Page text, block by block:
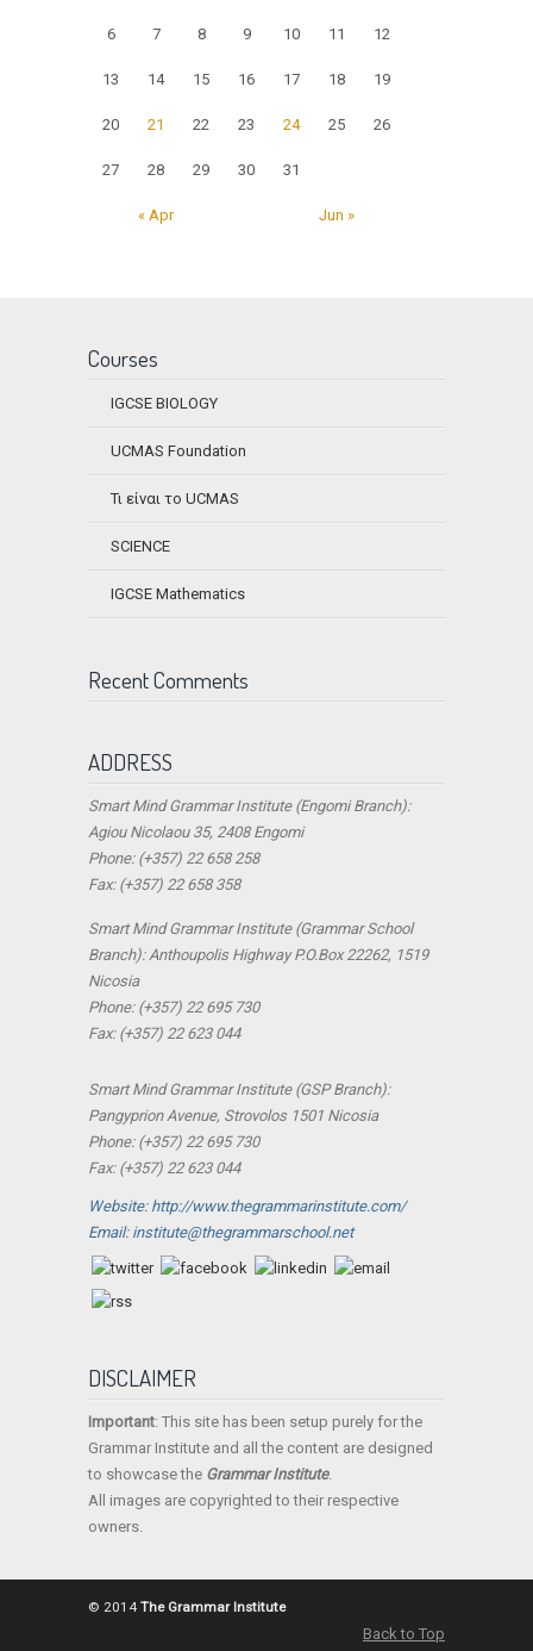
« Apr Jun »
6 7 8 9 10 11 12
13 14 15 16 17 18 19
20 21 22 23 24 25 26
27 28 29 30 31
Courses
IGCSE BIOLOGY
UCMAS Foundation
Τι είναι το UCMAS
SCIENCE
IGCSE Mathematics
Recent Comments
ADDRESS
Smart Mind Grammar Institute (Engomi Branch):
Agiou Nicolaou 35, 2408 Engomi
Phone: (+357) 22 658 258
Fax: (+357) 22 658 358
Smart Mind Grammar Institute (Grammar School
Branch): Anthoupolis Highway P.O.Box 22262, 1519
Nicosia
Phone: (+357) 22 695 730
Fax: (+357) 22 623 044
Smart Mind Grammar Institute (GSP Branch):
Pangyprion Avenue, Strovolos 1501 Nicosia
Phone: (+357) 22 695 730
Fax: (+357) 22 623 044
Website: http://www.thegrammarinstitute.com/
Email: institute@thegrammarschool.net
DISCLAIMER
Important: This site has been setup purely for the
Grammar Institute and all the content are designed
to showcase the Grammar Institute.
All images are copyrighted to their respective
owners.
© 2014 The Grammar Institute
Back to Top